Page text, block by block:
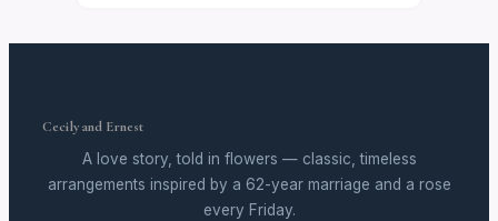
Cecily and Ernest
A love story, told in flowers — classic, timeless
arrangements inspired by a 62-year marriage and a rose
every Friday.